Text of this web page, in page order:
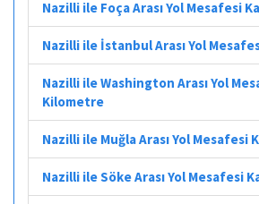
Nazilli ile Foça Arası Yol Mesafesi
Nazilli ile İstanbul Arası Yol
Nazilli ile Washington Arası Yol
Kilometre
Nazilli ile Muğla Arası Yol Mesafesi
Nazilli ile Söke Arası Yol Mesafesi